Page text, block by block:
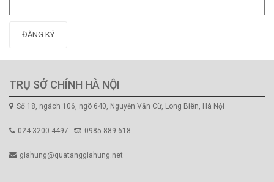
ĐĂNG KÝ
TRỤ SỞ CHÍNH HÀ NỘI
Số 18, ngách 106, ngõ 640, Nguyễn Văn Cừ, Long Biên, Hà Nội
024.3200.4497 - 0985 889 618
giahung@quatanggiahung.net